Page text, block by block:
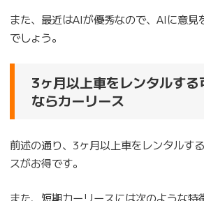
また、最近はAIが優秀なので、AIに意見
でしょう。
3ヶ月以上車をレンタルする
ならカーリース
前述の通り、3ヶ月以上車をレンタルす
スがお得です。
また、短期カーリースには次のような特